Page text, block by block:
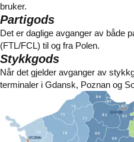
bruker.
Partigods
Det er daglige avganger av både
(FTL/FCL) til og fra Polen.
Stykkgods
Når det gjelder avganger av
terminaler i Gdansk, Poznan og